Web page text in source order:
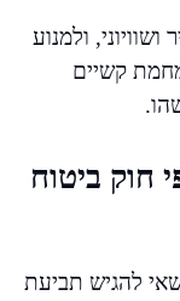
ושוויוני, ולמנוע
קשיים
חוק ביטוח
להגיש תביעת